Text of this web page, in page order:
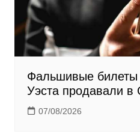
Фальшивые билеты
Уэста продавали в
07/08/2026